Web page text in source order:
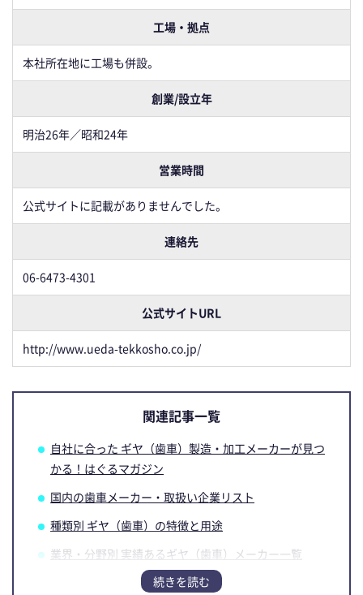
工場・拠点
本社所在地に工場も併設。
創業/設立年
明治26年／昭和24年
営業時間
公式サイトに記載がありませんでした。
連絡先
06-6473-4301
公式サイトURL
http://www.ueda-tekkosho.co.jp/
関連記事一覧
自社に合った ギヤ（歯車）製造・加工メーカーが見つ
かる！はぐるマガジン
国内の歯車メーカー・取扱い企業リスト
種類別 ギヤ（歯車）の特徴と用途
業界・分野別 実績あるギヤ（歯車）メーカー一覧
ギヤ（歯車）メーカーの選び方